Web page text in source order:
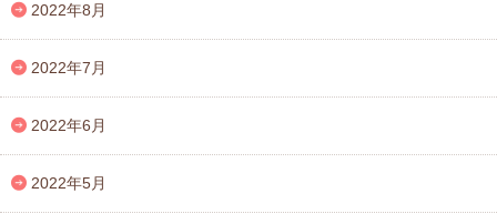
2022年8月
2022年7月
2022年6月
2022年5月